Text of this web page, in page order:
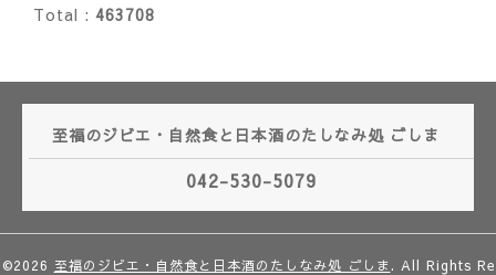
Total : 463708
至福のジビエ・自然食と日本酒のたしなみ処 ごしま
042-530-5079
©2026 至福のジビエ・自然食と日本酒のたしなみ処 ごしま. All Rights Re